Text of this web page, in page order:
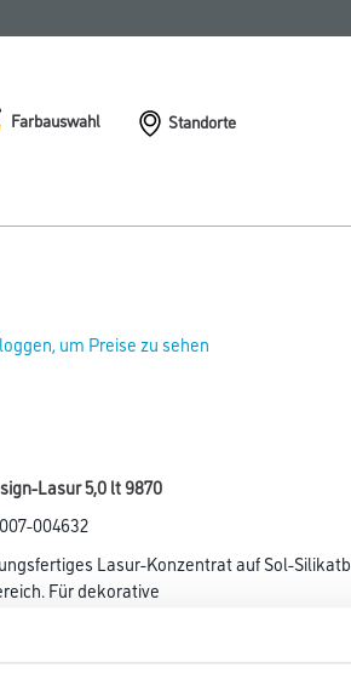
Farbauswahl
Standorte
um Preise zu sehen
Lasur 5,0 lt 9870
004632
Lasur-Konzentrat auf Sol-
Für dekorative
und zur Veredelung von
und kreative Lösungen. In